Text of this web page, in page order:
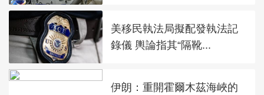
美移民執法局擬配發執法記
錄儀 輿論指其“隔靴...
伊朗：重開霍爾木茲海峽的